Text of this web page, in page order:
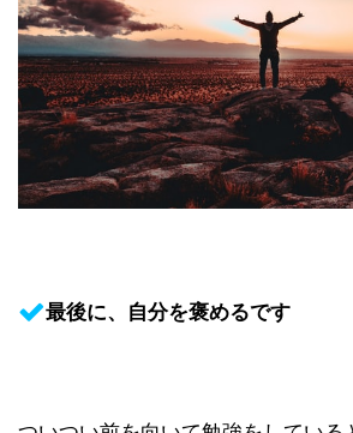
最後に、自分を褒めるです